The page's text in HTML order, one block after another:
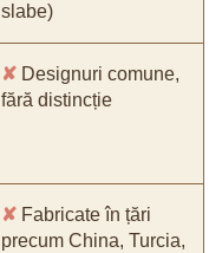
slabe)
✘ Designuri comune,
fără distincție
✘ Fabricate în țări
precum China, Turcia,